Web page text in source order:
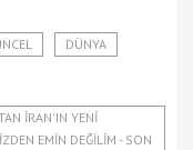
DÜNYA
İRAN'IN YENI
EMIN DEĞILIM - SON